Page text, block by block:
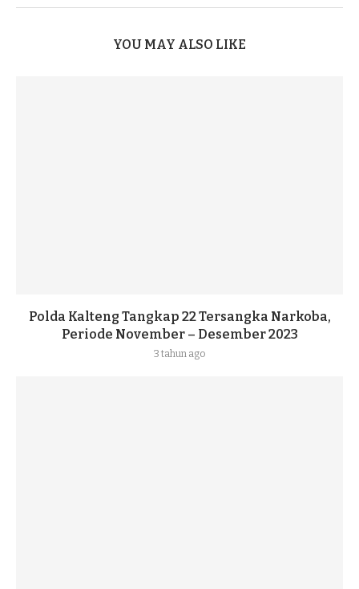
YOU MAY ALSO LIKE
Polda Kalteng Tangkap 22 Tersangka Narkoba,
Periode November – Desember 2023
3 tahun ago